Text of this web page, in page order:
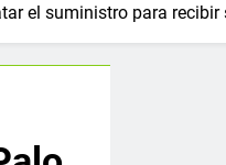
el suministro para recibir